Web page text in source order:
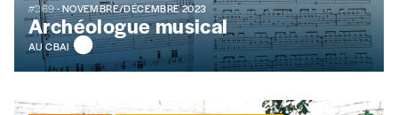
n°
#369- NOVEMBRE/DÉCEMBRE 2023
Archéologue musical
AU CBAI